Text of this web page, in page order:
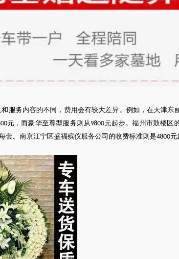
服务内容的不同，费用会有较大差异。例如，在天津东
元，而豪华至尊型服务则从 9800元起步。福州市鼓楼区
套。南京江宁区盛福殡仪服务公司的收费标准则是4800元